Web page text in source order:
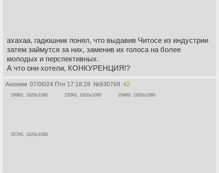
ахахаа, гадюшник понял, что выдавив Читосе из индустрии
затем займутся за них, заменив их голоса на более
молодых и перспективных.
А что они хотели, КОНКУРЕНЦИЯ!?
Аноним 07/06/24 Птн 17:18:28 №930769 42
299Кб, 1920x1080 220Кб, 1920x1080 294Кб, 1920x1080
357Кб, 1920x1080